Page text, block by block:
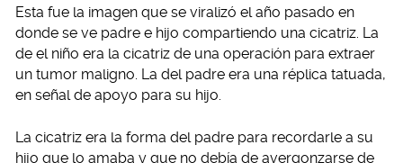
Esta fue la imagen que se viralizó el año pasado en
donde se ve padre e hijo compartiendo una cicatriz. La
de el niño era la cicatriz de una operación para extraer
un tumor maligno. La del padre era una réplica tatuada,
en señal de apoyo para su hijo.
La cicatriz era la forma del padre para recordarle a su
hijo que lo amaba y que no debía de avergonzarse de